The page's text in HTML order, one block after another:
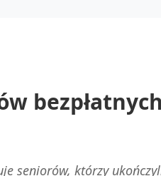
seniorów, którzy